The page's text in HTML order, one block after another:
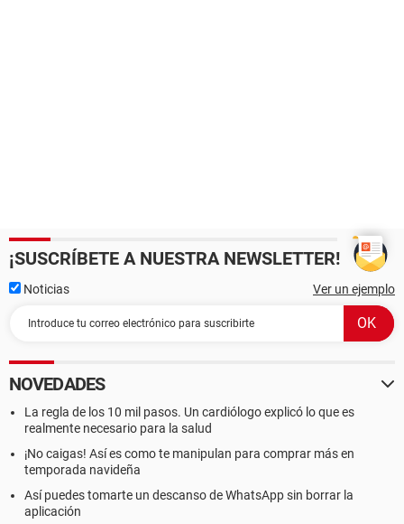
¡SUSCRÍBETE A NUESTRA NEWSLETTER!
Noticias Ver un ejemplo
NOVEDADES
La regla de los 10 mil pasos. Un cardiólogo explicó lo que es
realmente necesario para la salud
¡No caigas! Así es como te manipulan para comprar más en
temporada navideña
Así puedes tomarte un descanso de WhatsApp sin borrar la
aplicación